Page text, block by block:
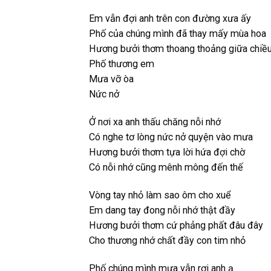
Em vẫn đợi anh trên con đường xưa ấy
Phố của chúng mình đã thay mấy mùa hoa
Hương bưởi thơm thoang thoảng giữa
Phố thương em
Mưa vỡ òa
Nức nở
Ở nơi xa anh thấu chăng nỗi nhớ
Có nghe tơ lòng nức nở quyện vào mưa
Hương bưởi thơm tựa lời hứa đợi chờ
Có nỗi nhớ cũng mênh mông đến thế
Vòng tay nhỏ làm sao ôm cho xuể
Em dang tay đong nỗi nhớ thật đầy
Hương bưởi thơm cứ phảng phất đâu đây
Cho thương nhớ chất đầy con tim nhỏ
Phố chúng mình mưa vẫn rơi anh ạ